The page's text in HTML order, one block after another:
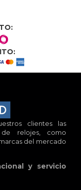
clientes las
relojes, como
del mercado
y servicio